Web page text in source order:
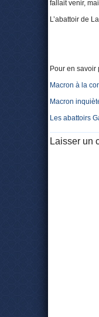
fallait venir,
L’abattoir de
Pour en savoir
Macron à la
Macron
Les abattoirs
Laisser un